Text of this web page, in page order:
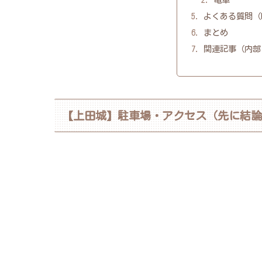
よくある質問（
まとめ
関連記事（内部
【上田城】駐車場・アクセス（先に結論